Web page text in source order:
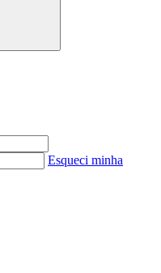
Esqueci minha